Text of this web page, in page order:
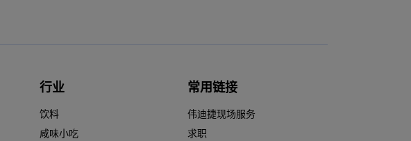
行业
饮料
咸味小吃
常用链接
伟迪捷现场服务
求职